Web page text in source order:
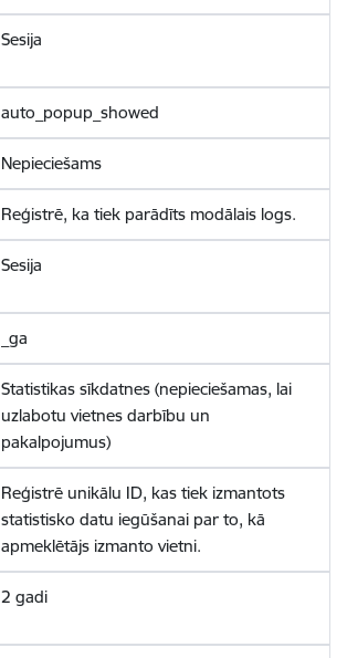
Sesija
auto_popup_showed
Nepieciešams
Reģistrē, ka tiek parādīts modālais logs.
Sesija
_ga
Statistikas sīkdatnes (nepieciešamas, lai
uzlabotu vietnes darbību un
pakalpojumus)
Reģistrē unikālu ID, kas tiek izmantots
statistisko datu iegūšanai par to, kā
apmeklētājs izmanto vietni.
2 gadi